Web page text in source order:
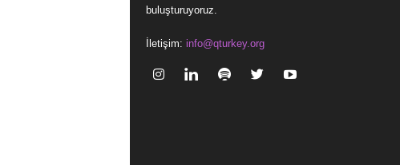
buluşturuyoruz.
İletişim: info@qturkey.org